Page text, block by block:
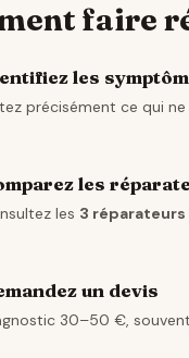
faire
les
précisément ce qui
les
les 3 réparateurs
un devis
30–50 €,